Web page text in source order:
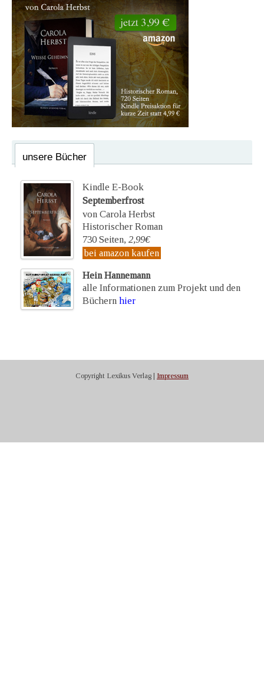
unsere Bücher
Kindle E-Book
Septemberfrost
von Carola Herbst
Historischer Roman
730 Seiten, 2,99€
bei amazon kaufen
Hein Hannemann
alle Informationen zum Projekt und den
Büchern hier
Copyright Lexikus Verlag | Impressum